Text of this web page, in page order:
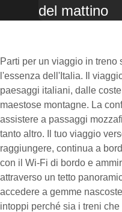
del mattino
Parti per un viaggio in treno
l'essenza dell'Italia. Il
paesaggi italiani, dalle
maestose montagne. La
assistere a passaggi
tanto altro. Il tuo viaggio
raggiungere, continua a
con il Wi-Fi di bordo e
attraverso un tetto
accedere a gemme
intoppi perché sia i treni